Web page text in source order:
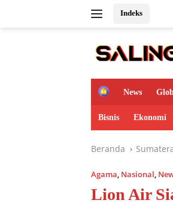
Indeks
H
m
e
News
Bisnis Ekonomi
Beranda
Agama, Nasional,
Lion Air